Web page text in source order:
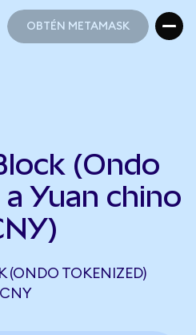
OBTÉN METAMASK
(Ondo
Yuan chino
(ONDO TOKENIZED)